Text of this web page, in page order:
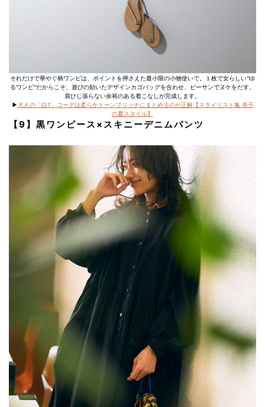
それだけで華やぐ柄ワンピは、ポイントを押さえた最小限の小物使いで。１枚で女らしい”ゆ
るワンピ”だからこそ、遊びの効いたデザインカゴバッグを合わせ、ビーサンでヌケをだす。
肩ひじ張らない余裕のある着こなしが完成します。
▶︎大人の「白T」コーデは柔らかトーンでリッチにまとめるのが正解【スタイリスト亀 恭子
の夏スタイル】
【9】黒ワンピース×スキニーデニムパンツ